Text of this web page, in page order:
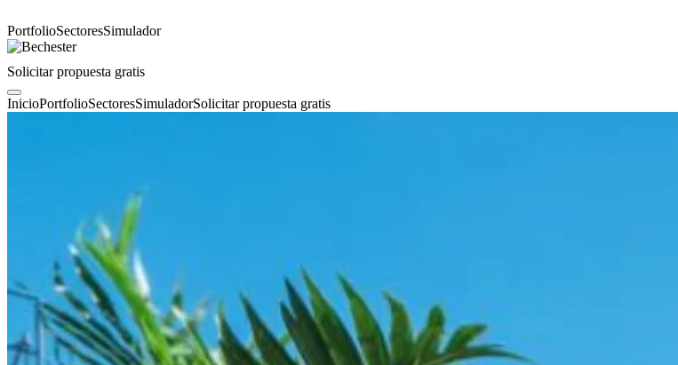
PortfolioSectoresSimulador
Solicitar propuesta gratis
InicioPortfolioSectoresSimuladorSolicitar propuesta gratis